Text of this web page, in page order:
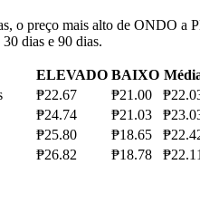
o preço mais alto de ONDO a
dias e 90 dias.
ELEVADO BAIXO
₱22.67 ₱21.00
₱24.74 ₱21.03
₱25.80 ₱18.65
₱26.82 ₱18.78 ₱22.11